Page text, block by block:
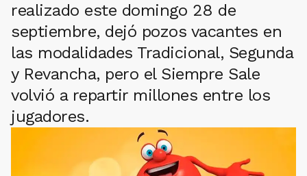
realizado este domingo 28 de
septiembre, dejó pozos vacantes en
las modalidades Tradicional, Segunda
y Revancha, pero el Siempre Sale
volvió a repartir millones entre los
jugadores.